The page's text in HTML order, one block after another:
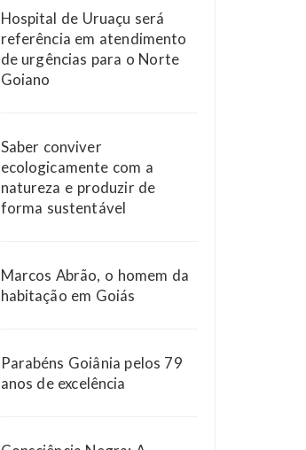
Hospital de Uruaçu será
referência em atendimento
de urgências para o Norte
Goiano
Saber conviver
ecologicamente com a
natureza e produzir de
forma sustentável
Marcos Abrão, o homem da
habitação em Goiás
Parabéns Goiânia pelos 79
anos de excelência